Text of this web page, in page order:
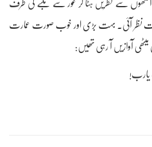
آنکھوں سے نظریں ہٹا کر غور سے ملبے کی طرف
نظر آئی۔ بہت بڑی اور خوب صورت عمارت
آوازیں آ رہی تھیں:
یارب!